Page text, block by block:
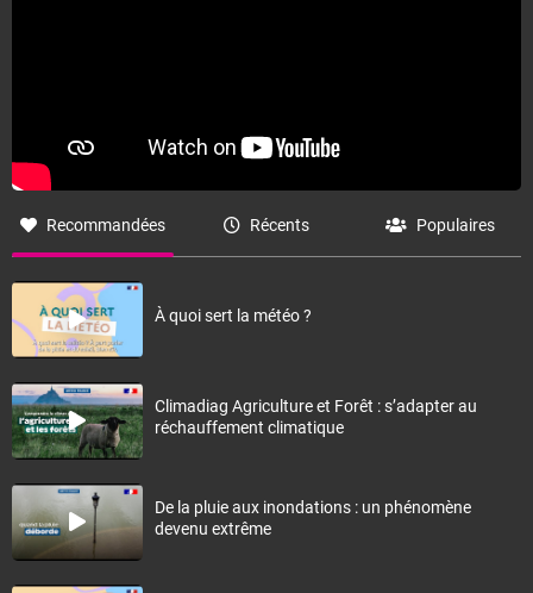
Recommandées Récents Populaires
À quoi sert la météo ?
Climadiag Agriculture et Forêt : s’adapter au
réchauffement climatique
De la pluie aux inondations : un phénomène
devenu extrême